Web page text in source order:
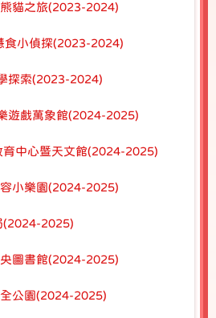
貓之旅(2023-2024)
食小偵探(2023-2024)
探索(2023-2024)
遊戲萬象館(2024-2025)
育中心暨天文館(2024-2025)
小樂園(2024-2025)
(2024-2025)
圖書館(2024-2025)
公園(2024-2025)